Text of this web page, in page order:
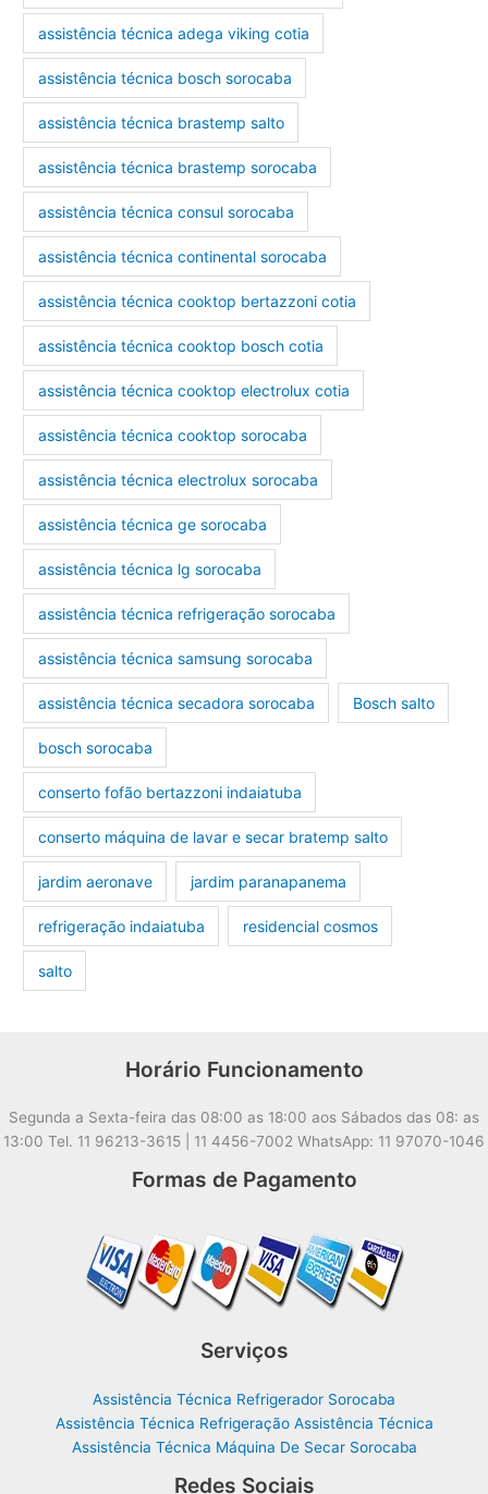
assistência técnica adega viking cotia
assistência técnica bosch sorocaba
assistência técnica brastemp salto
assistência técnica brastemp sorocaba
assistência técnica consul sorocaba
assistência técnica continental sorocaba
assistência técnica cooktop bertazzoni cotia
assistência técnica cooktop bosch cotia
assistência técnica cooktop electrolux cotia
assistência técnica cooktop sorocaba
assistência técnica electrolux sorocaba
assistência técnica ge sorocaba
assistência técnica lg sorocaba
assistência técnica refrigeração sorocaba
assistência técnica samsung sorocaba
assistência técnica secadora sorocaba Bosch salto
bosch sorocaba
conserto fofão bertazzoni indaiatuba
conserto máquina de lavar e secar bratemp salto
jardim aeronave jardim paranapanema
refrigeração indaiatuba residencial cosmos
salto
Horário Funcionamento
Segunda a Sexta-feira das 08:00 as 18:00 aos Sábados das 08: as
13:00 Tel. 11 96213-3615 | 11 4456-7002 WhatsApp: 11 97070-1046
Formas de Pagamento
Serviços
Assistência Técnica Refrigerador Sorocaba
Assistência Técnica Refrigeração Assistência Técnica
Assistência Técnica Máquina De Secar Sorocaba
Redes Sociais